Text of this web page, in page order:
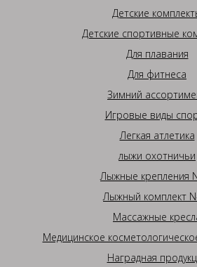
Детские
Детские спортивные
Для плавания
Для фитнеса
Зимний
Игровые виды
Легкая атлетика
лыжи охотничьи
Лыжные крепления
Лыжный комплект
Массажные
Медицинское
Наградная